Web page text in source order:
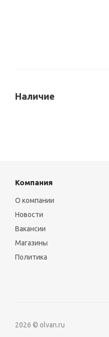
Наличие
Компания
О компании
Новости
Вакансии
Магазины
Политика
2026 © olvan.ru